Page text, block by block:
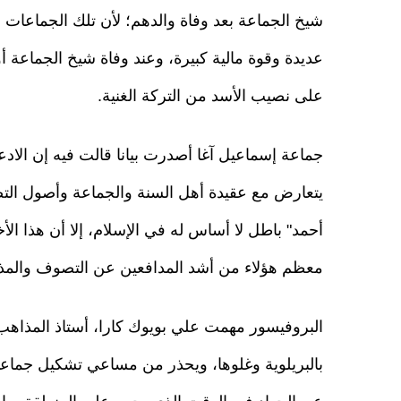
شيخ الجماعة بعد وفاة والدهم؛ لأن تلك
عديدة وقوة مالية كبيرة، وعند وفاة شيخ
على نصيب الأسد من التركة الغنية.
جماعة إسماعيل آغا أصدرت بيانا قالت فيه إن
يتعارض مع عقيدة أهل السنة والجماعة وأصول
أحمد" باطل لا أساس له في الإسلام، إلا أن هذا
معظم هؤلاء من أشد المدافعين عن التصوف
البروفيسور مهمت علي بويوك كارا، أستاذ
بالبريلوية وغلوها، ويحذر من مساعي تشكيل